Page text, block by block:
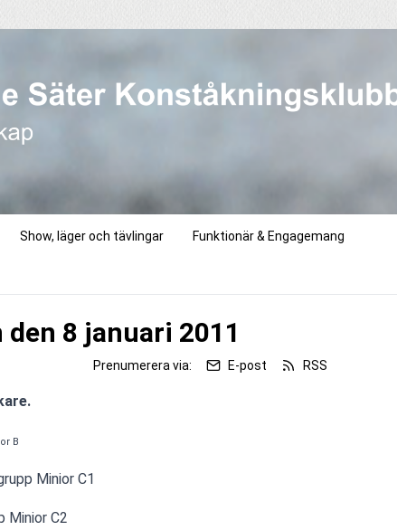
Show, läger och tävlingar Funktionär & Engagemang
8 januari 2011
Prenumerera via: E-post RSS
B
Minior C1
Minior C2